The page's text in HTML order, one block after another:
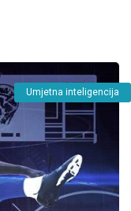
Umjetna inteligencija